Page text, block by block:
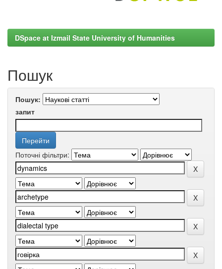
DSpace at Izmail State University of Humanities
Пошук
Пошук:
запит
Поточні фільтри: